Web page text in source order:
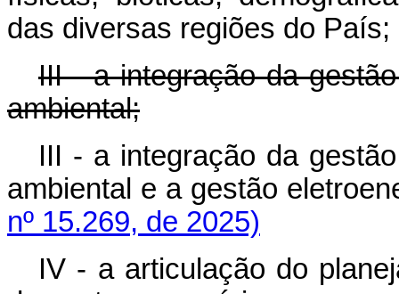
das diversas regiões do País;
III - a integração da
ambiental;
III - a integração da
ambiental e a gestão
nº 15.269, de 2025)
IV - a articulação do